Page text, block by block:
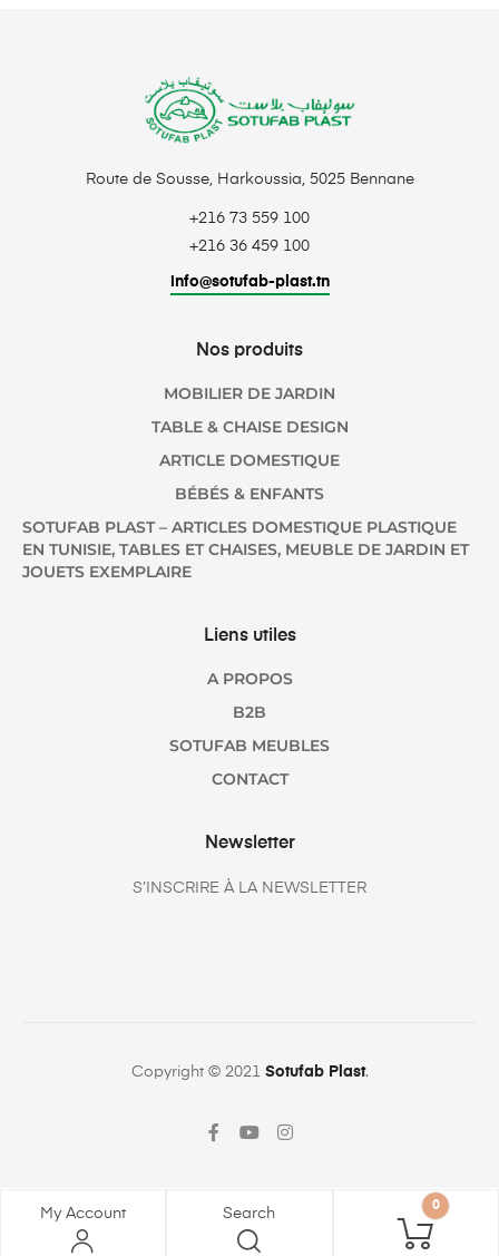
Route de Sousse, Harkoussia, 5025 Bennane
+216 73 559 100
+216 36 459 100
info@sotufab-plast.tn
Nos produits
MOBILIER DE JARDIN
TABLE & CHAISE DESIGN
ARTICLE DOMESTIQUE
BÉBÉS & ENFANTS
SOTUFAB PLAST – ARTICLES DOMESTIQUE PLASTIQUE
EN TUNISIE, TABLES ET CHAISES, MEUBLE DE JARDIN ET
JOUETS EXEMPLAIRE
Liens utiles
A PROPOS
B2B
SOTUFAB MEUBLES
CONTACT
Newsletter
S’INSCRIRE À LA NEWSLETTER
Copyright © 2021 Sotufab Plast.
My Account Search 0